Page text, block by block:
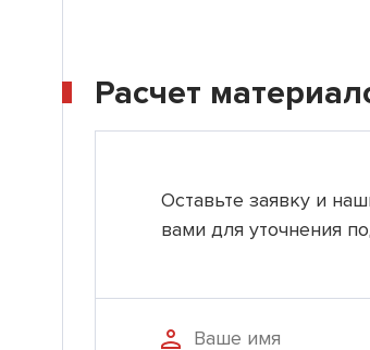
Расчет
Оставьте заявку и
вами для уточнения